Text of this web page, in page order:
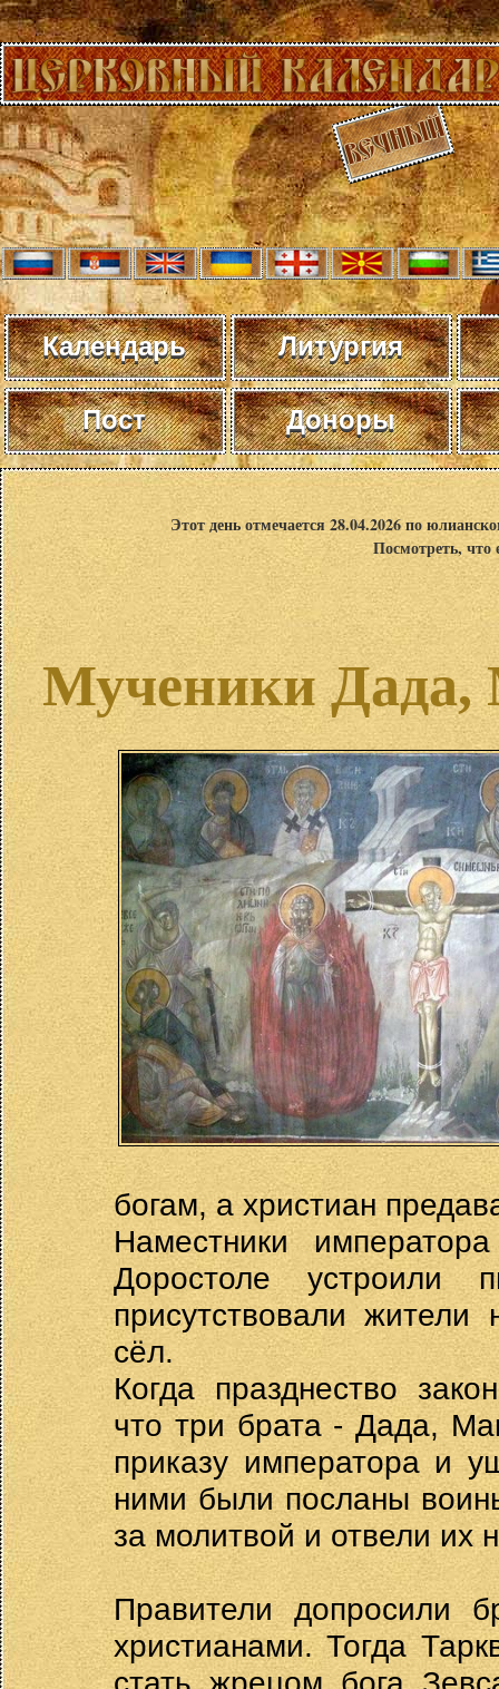
Календарь Литургия
Пост Доноры
Этот день отмечается 28.04.2026 по
Посмотреть,
Мученики Дада,
богам, а христиан
Наместники
Доростоле устроили
присутствовали
сёл.
Когда празднество
что три брата - Дада,
приказу императора и
ними были посланы
за молитвой и отвели их
Правители допросили
христианами. Тогда